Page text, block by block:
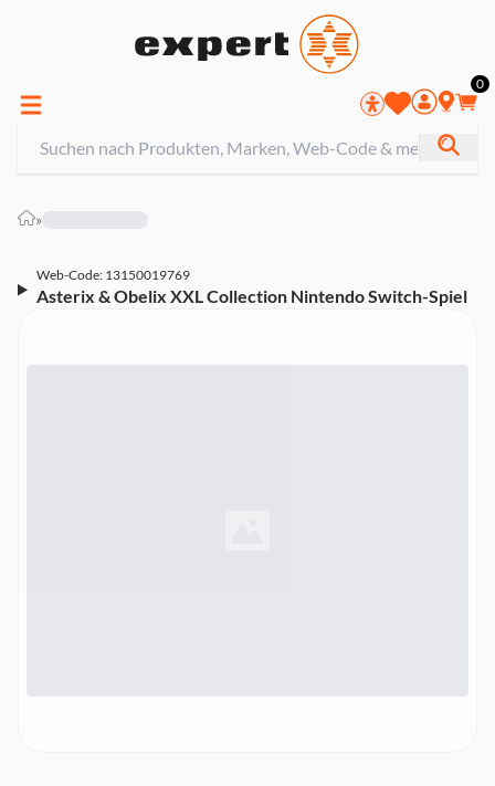
0
»
Web-Code: 13150019769
Asterix & Obelix XXL Collection Nintendo Switch-Spiel